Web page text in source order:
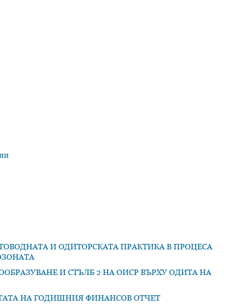
И ОДИТОРСКАТА ПРАКТИКА В ПРОЦЕСА
И СТЪЛБ 2 НА ОИСР ВЪРХУ ОДИТА НА
НА ГОДИШНИЯ ФИНАНСОВ ОТЧЕТ